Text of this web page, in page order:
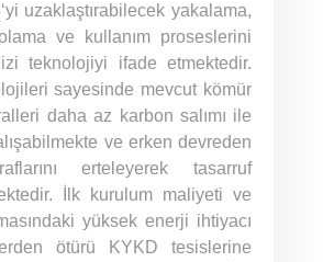
‘yi uzaklaştırabilecek yakalama,
ve kullanım proseslerini
teknolojiyi ifade etmektedir.
sayesinde mevcut kömür
daha az karbon salımı ile
ve erken devreden
erteleyerek tasarruf
İlk kurulum maliyeti ve
yüksek enerji ihtiyacı
ötürü KYKD tesislerine